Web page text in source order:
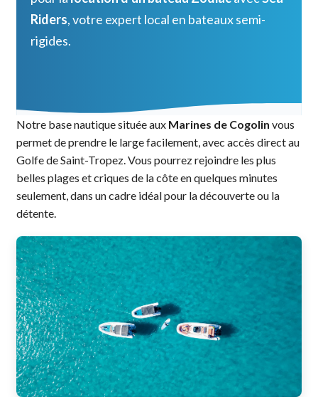
Riders, votre expert local en bateaux semi-
rigides.
Notre base nautique située aux Marines de Cogolin vous
permet de prendre le large facilement, avec accès direct au
Golfe de Saint-Tropez. Vous pourrez rejoindre les plus
belles plages et criques de la côte en quelques minutes
seulement, dans un cadre idéal pour la découverte ou la
détente.